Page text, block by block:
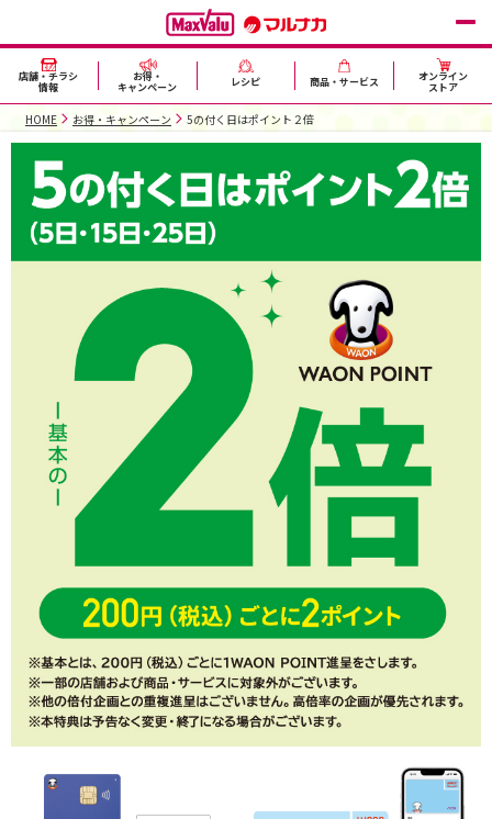
店舗・チラシ
情報
お得・
キャンペーン レシピ 商品・サービス オンライン
ストア
HOME お得・キャンペーン 5の付く日はポイント２倍